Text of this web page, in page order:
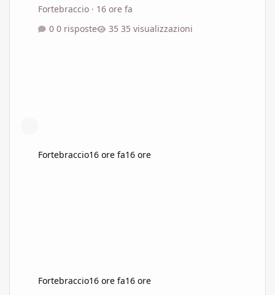
Fortebraccio · 16 ore fa
0 risposte
35 visualizzazioni
Fortebraccio16 ore fa16 ore
Fortebraccio16 ore fa16 ore